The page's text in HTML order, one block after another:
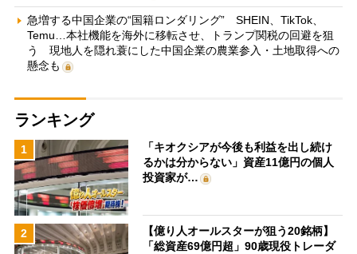
急増する中国企業の“国籍ロンダリング” SHEIN、TikTok、
Temu…本社機能を海外に移転させ、トランプ関税の回避を狙
う 現地人を隠れ蓑にした中国企業の農業参入・土地取得への
懸念も
ランキング
1
「キオクシアが今後も利益を出し続け
るかは分からない」資産11億円の個人
投資家が…
2
【億り人オールスターが狙う20銘柄】
「総資産69億円超」90歳現役トレーダ